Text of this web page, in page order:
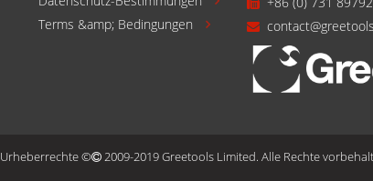
Terms &amp; Bedingungen 


Urheberrechte © 2009-2019 Greetools Limited. Alle Rechte